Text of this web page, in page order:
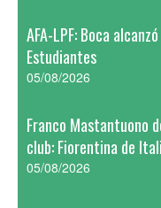
AFA-LPF: Boca
Estudiantes
05/08/2026
Franco Mastantuono
club: Fiorentina de
05/08/2026